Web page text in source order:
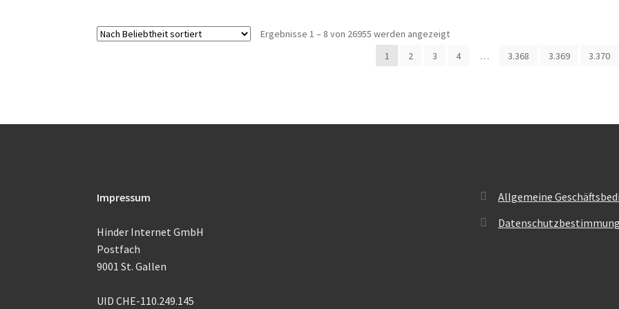
Ergebnisse 1 – 8 von 26955 werden angezeigtNach
1 2 3 4 … 3.368 3.369 3.370
Impressum
Hinder Internet GmbH
Postfach
9001 St. Gallen
UID CHE-110.249.145
Allgemeine